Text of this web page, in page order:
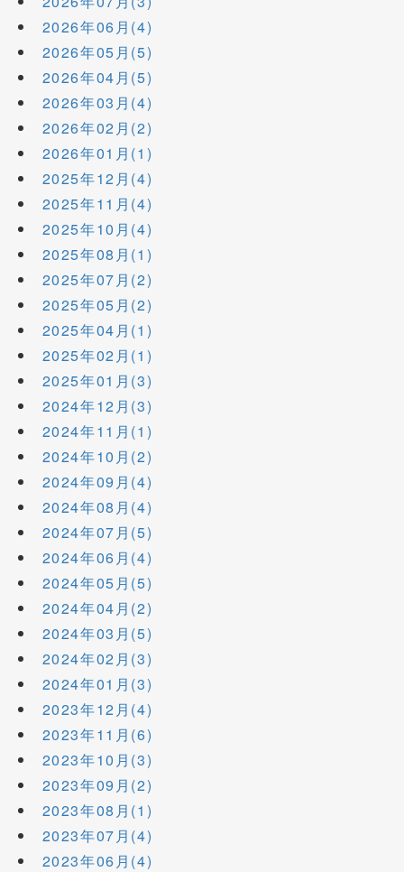
2026年06月(4)
2026年05月(5)
2026年04月(5)
2026年03月(4)
2026年02月(2)
2026年01月(1)
2025年12月(4)
2025年11月(4)
2025年10月(4)
2025年08月(1)
2025年07月(2)
2025年05月(2)
2025年04月(1)
2025年02月(1)
2025年01月(3)
2024年12月(3)
2024年11月(1)
2024年10月(2)
2024年09月(4)
2024年08月(4)
2024年07月(5)
2024年06月(4)
2024年05月(5)
2024年04月(2)
2024年03月(5)
2024年02月(3)
2024年01月(3)
2023年12月(4)
2023年11月(6)
2023年10月(3)
2023年09月(2)
2023年08月(1)
2023年07月(4)
2023年06月(4)